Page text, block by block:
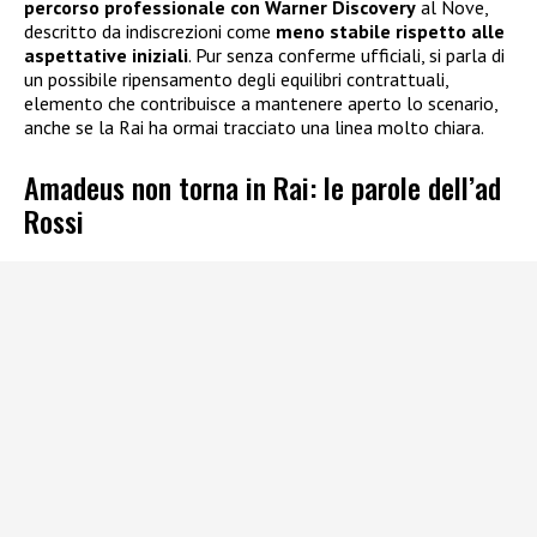
percorso professionale con Warner Discovery al Nove,
descritto da indiscrezioni come meno stabile rispetto alle
aspettative iniziali. Pur senza conferme ufficiali, si parla di
un possibile ripensamento degli equilibri contrattuali,
elemento che contribuisce a mantenere aperto lo scenario,
anche se la Rai ha ormai tracciato una linea molto chiara.
Amadeus non torna in Rai: le parole dell’ad
Rossi